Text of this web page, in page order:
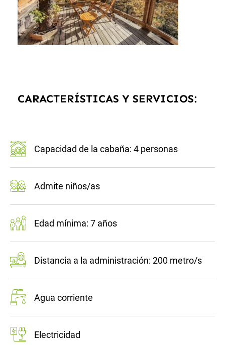
CARACTERÍSTICAS Y SERVICIOS:
Capacidad de la cabaña: 4 personas
Admite niños/as
Edad mínima: 7 años
Distancia a la administración: 200 metro/s
Agua corriente
Electricidad